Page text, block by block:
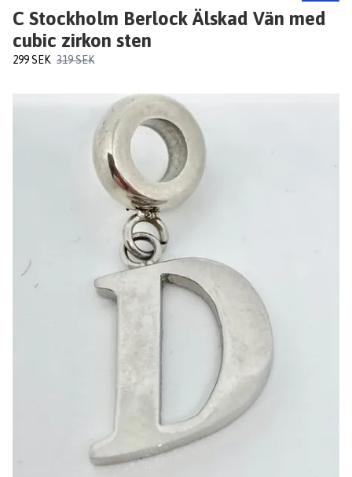
C Stockholm Berlock Älskad Vän med
cubic zirkon sten
299 SEK 319 SEK